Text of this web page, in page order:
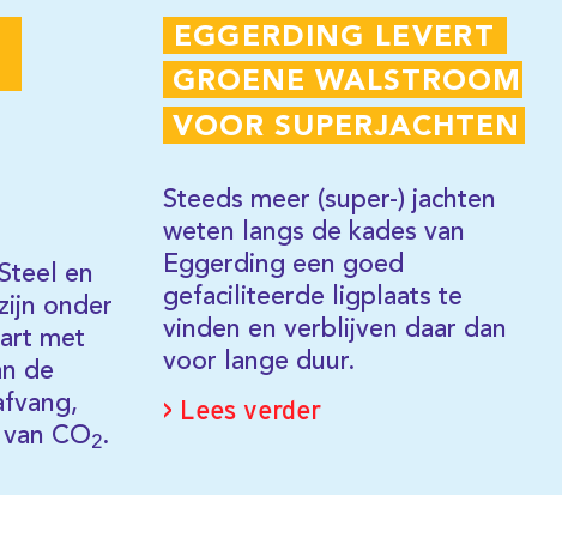
Steeds meer (super-) jachten
weten langs de kades van
Eggerding een goed
gefaciliteerde ligplaats te
vinden en verblijven daar dan
TET-deelnemer Koopman Car
Terminal ging eind 2018 van
het aardgas af. Sindsdien
draait het bedrijf in Westpoort
volledig op duurzame
stadsverwarming.